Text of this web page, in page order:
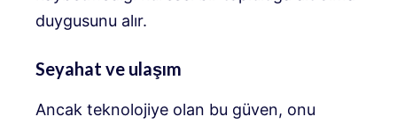
duygusunu alır.
Seyahat ve ulaşım
Ancak teknolojiye olan bu güven, onu